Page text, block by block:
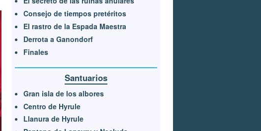
Consejo de tiempos pretéritos
El rastro de la Espada Maestra
Derrota a Ganondorf
Finales
Santuarios
Gran isla de los albores
Centro de Hyrule
Llanura de Hyrule